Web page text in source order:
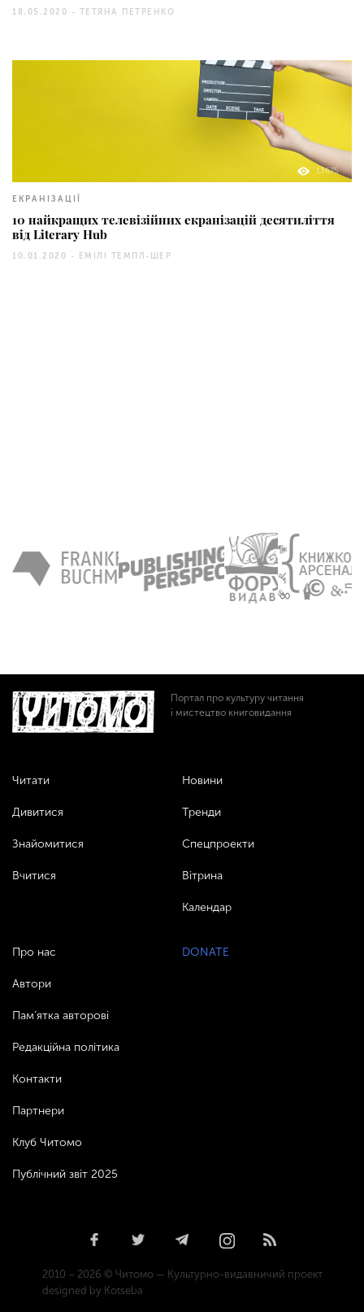
18.05.2020 - ТЕТЯНА ПЕТРЕНКО
13675
ЕКРАНІЗАЦІЇ
10 найкращих телевізійних екранізацій десятиліття
від Literary Hub
10.01.2020 - ЕМІЛІ ТЕМПЛ-ШЕР
Портал про культуру читання
і мистецтво книговидання
Читати
Дивитися
Знайомитися
Вчитися
Новини
Тренди
Спецпроекти
Вітрина
Календар
Про нас
Автори
Пам’ятка авторові
Редакційна політика
Контакти
Партнери
Клуб Читомо
Публічний звіт 2025
DONATE
2010 – 2026 © Читомо — Культурно-видавничий проект
designed by Kotseba